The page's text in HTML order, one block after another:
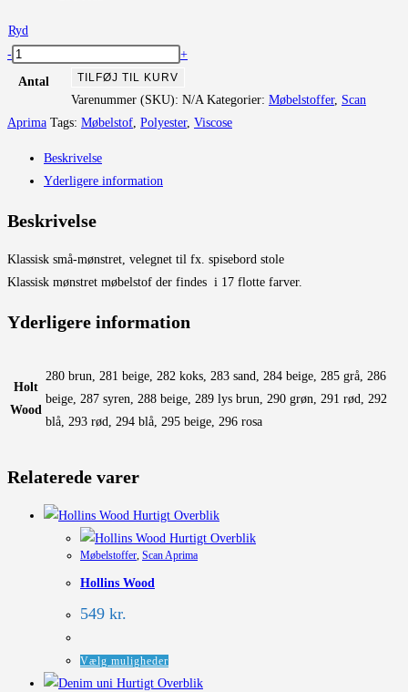
Ryd
Holt
Wood
-
+
Antal
TILFØJ TIL KURV
Varenummer (SKU): N/A Kategorier: Møbelstoffer, Scan
Aprima Tags: Møbelstof Polyester, Viscose
Beskrivelse
Yderligere information
Beskrivelse
Klassisk små-mønstret, velegnet til fx. spisebord stole
Klassisk mønstret møbelstof der findes i 17 flotte farver.
Yderligere information
Holt
Wood
280 brun, 281 beige, 282 koks, 283 sand, 284 beige, 285 grå, 286
beige, 287 syren, 288 beige, 289 lys brun, 290 grøn, 291 rød, 292
blå, 293 rød, 294 blå, 295 beige, 296 rosa
Relaterede varer
Hurtigt Overblik
Hurtigt Overblik
Møbelstoffer, Scan Aprima
Hollins Wood
549 kr.
Vælg mulighederDette
vare
Hurtigt Overblik